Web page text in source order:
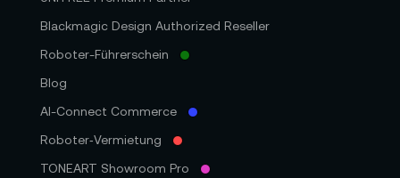
Blackmagic Design Authorized Reseller
Roboter-Führerschein
Blog
AI-Connect Commerce
Roboter‑Vermietung
TONEART Showroom Pro